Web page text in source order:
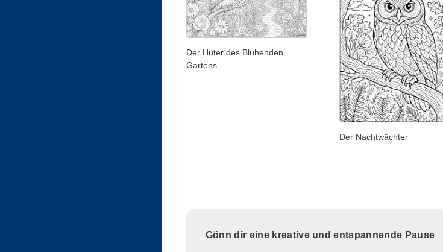
Der Hüter des Blühenden
Gartens
Der Nachtwächter
Gönn dir eine kreative und entspannende Pause